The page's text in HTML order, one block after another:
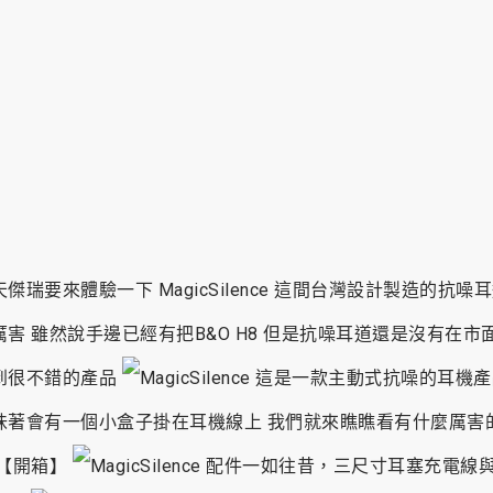
傑瑞要來體驗一下 MagicSilence 這間台灣設計製造的抗噪
害 雖然說手邊已經有把B&O H8 但是抗噪耳道還是沒有在市
很不錯的產品 這是一款主動式抗噪的耳機
著會有一個小盒子掛在耳機線上 我們就來瞧瞧看有什麼厲害
開箱】 配件一如往昔，三尺寸耳塞充電線